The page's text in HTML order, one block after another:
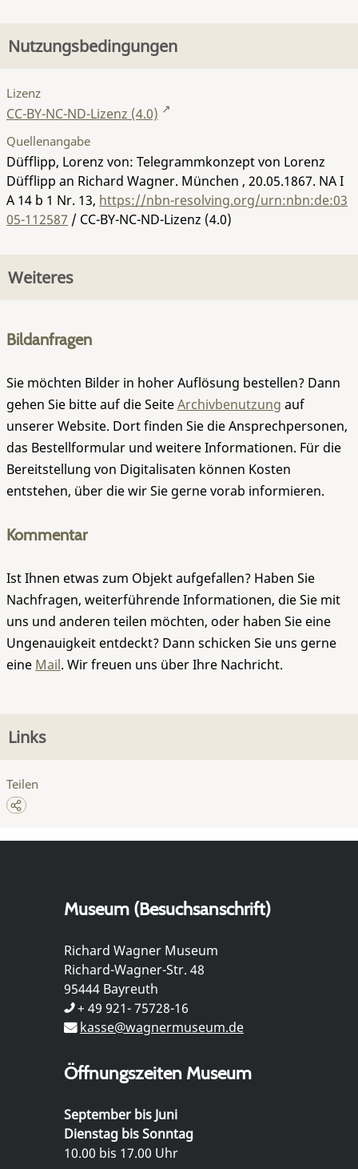
Nutzungsbedingungen
Lizenz
CC-BY-NC-ND-Lizenz (4.0)
Quellenangabe
Düfflipp, Lorenz von: Telegrammkonzept von Lorenz
Düfflipp an Richard Wagner. München , 20.05.1867. NA I
A 14 b 1 Nr. 13, https://nbn-resolving.org/urn:nbn:de:03
05-112587 / CC-BY-NC-ND-Lizenz (4.0)
Weiteres
Bildanfragen
Sie möchten Bilder in hoher Auflösung bestellen? Dann
gehen Sie bitte auf die SeiteArchivbenutzung auf
unserer Website. Dort finden Sie die Ansprechpersonen,
das Bestellformular und weitere Informationen. Für die
Bereitstellung von Digitalisaten können Kosten
entstehen, über die wir Sie gerne vorab informieren.
Kommentar
Ist Ihnen etwas zum Objekt aufgefallen? Haben Sie
Nachfragen, weiterführende Informationen, die Sie mit
uns und anderen teilen möchten, oder haben Sie eine
Ungenauigkeit entdeckt? Dann schicken Sie uns gerne
eine Mail. Wir freuen uns über Ihre Nachricht.
Links
Teilen
Museum (Besuchsanschrift)
Richard Wagner Museum
Richard-Wagner-Str. 48
95444 Bayreuth
+ 49 921- 75728-16
kasse@wagnermuseum.de
Öffnungszeiten Museum
September bis Juni
Dienstag bis Sonntag
10.00 bis 17.00 Uhr